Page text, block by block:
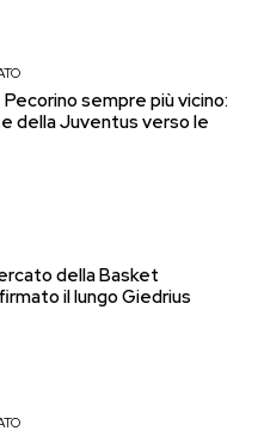
sempre più vicino:
della Juventus verso le
della Basket
il lungo Giedrius